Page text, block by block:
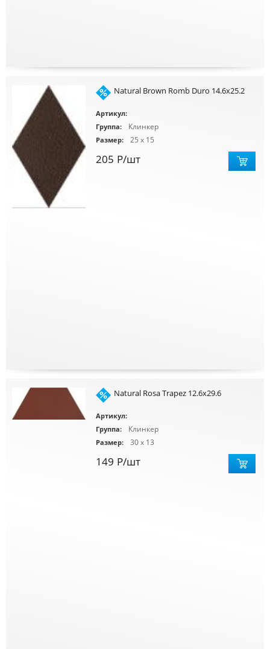
Natural Brown Romb Duro 14.6x25.2
Артикул:
Группа:
Клинкер
Размер: 25 x 15
205 Р/шт
Natural Rosa Trapez 12.6x29.6
Артикул:
Группа:
Клинкер
Размер: 30 x 13
149 Р/шт